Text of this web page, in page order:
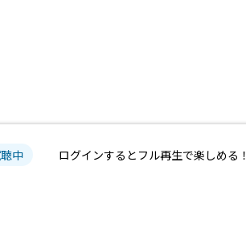
中 ログインするとフル再生で楽しめる！